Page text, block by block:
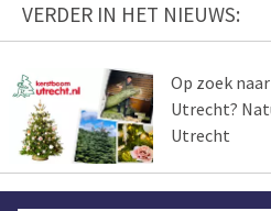
VERDER IN HET NIEUWS:
Op zoek
Utrecht?
Utrecht